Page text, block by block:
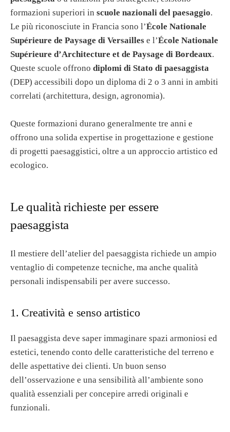
formazioni superiori in scuole nazionali del paesaggio.
Le più riconosciute in Francia sono l’École Nationale
Supérieure de Paysage di Versailles e l’École Nationale
Supérieure d’Architecture et de Paysage di Bordeaux.
Queste scuole offrono diplomi di Stato di paesaggista
(DEP) accessibili dopo un diploma di 2 o 3 anni in ambiti
correlati (architettura, design, agronomia).
Queste formazioni durano generalmente tre anni e
offrono una solida expertise in progettazione e gestione
di progetti paesaggistici, oltre a un approccio artistico ed
ecologico.
Le qualità richieste per essere
paesaggista
Il mestiere dell’atelier del paesaggista richiede un ampio
ventaglio di competenze tecniche, ma anche qualità
personali indispensabili per avere successo.
1. Creatività e senso artistico
Il paesaggista deve saper immaginare spazi armoniosi ed
estetici, tenendo conto delle caratteristiche del terreno e
delle aspettative dei clienti. Un buon senso
dell’osservazione e una sensibilità all’ambiente sono
qualità essenziali per concepire arredi originali e
funzionali.